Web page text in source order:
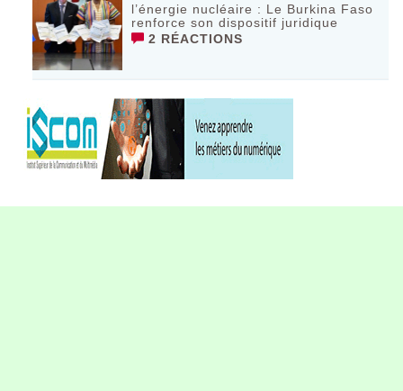
l’énergie nucléaire : Le Burkina Faso
renforce son dispositif juridique
2 RÉACTIONS